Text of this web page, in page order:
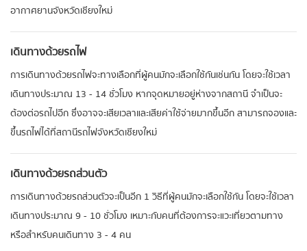
อากาศยานจังหวัดเชียงใหม่
เดินทางด้วยรถไฟ
การเดินทางด้วยรถไฟจะทางเลือกที่ผู้คนมักจะเลือกใช้กันเช่นกัน โดยจะใช้เวลา
เดินทางประมาณ 13 - 14 ชั่วโมง หากจุดหมายอยู่ห่างจากสถานี จำเป็นจะ
ต้องต่อรถไปอีก ซึ่งอาจจะเสียเวลาและเสียค่าใช้จ่ายมากขึ้นอีก สามารถจองและ
ขึ้นรถไฟได้ที่สถานีรถไฟจังหวัดเชียงใหม่
เดินทางด้วยรถส่วนตัว
การเดินทางด้วยรถส่วนตัวจะเป็นอีก 1 วิธีที่ผู้คนมักจะเลือกใช้กัน โดยจะใช้เวลา
เดินทางประมาณ 9 - 10 ชั่วโมง เหมาะกับคนที่ต้องการจะแวะเที่ยวตามทาง
หรือสำหรับคนเดินทาง 3 - 4 คน